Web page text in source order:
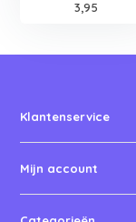
3,95
Klantenservice
Mijn account